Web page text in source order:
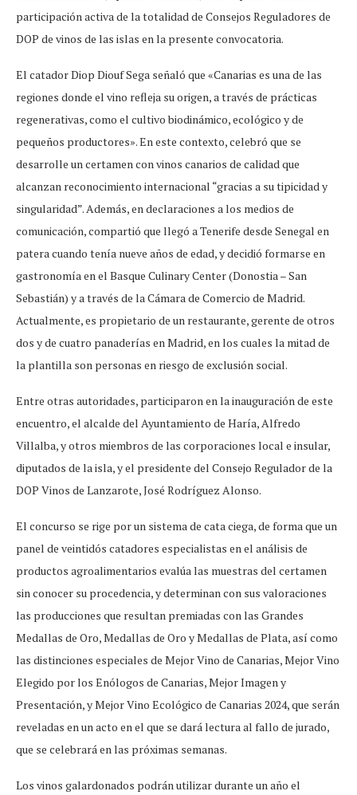
participación activa de la totalidad de Consejos Reguladores de
DOP de vinos de las islas en la presente convocatoria.
El catador Diop Diouf Sega señaló que «Canarias es una de las
regiones donde el vino refleja su origen, a través de prácticas
regenerativas, como el cultivo biodinámico, ecológico y de
pequeños productores». En este contexto, celebró que se
desarrolle un certamen con vinos canarios de calidad que
alcanzan reconocimiento internacional “gracias a su tipicidad y
singularidad”. Además, en declaraciones a los medios de
comunicación, compartió que llegó a Tenerife desde Senegal en
patera cuando tenía nueve años de edad, y decidió formarse en
gastronomía en el Basque Culinary Center (Donostia – San
Sebastián) y a través de la Cámara de Comercio de Madrid.
Actualmente, es propietario de un restaurante, gerente de otros
dos y de cuatro panaderías en Madrid, en los cuales la mitad de
la plantilla son personas en riesgo de exclusión social.
Entre otras autoridades, participaron en la inauguración de este
encuentro, el alcalde del Ayuntamiento de Haría, Alfredo
Villalba, y otros miembros de las corporaciones local e insular,
diputados de la isla, y el presidente del Consejo Regulador de la
DOP Vinos de Lanzarote, José Rodríguez Alonso.
El concurso se rige por un sistema de cata ciega, de forma que un
panel de veintidós catadores especialistas en el análisis de
productos agroalimentarios evalúa las muestras del certamen
sin conocer su procedencia, y determinan con sus valoraciones
las producciones que resultan premiadas con las Grandes
Medallas de Oro, Medallas de Oro y Medallas de Plata, así como
las distinciones especiales de Mejor Vino de Canarias, Mejor Vino
Elegido por los Enólogos de Canarias, Mejor Imagen y
Presentación, y Mejor Vino Ecológico de Canarias 2024, que serán
reveladas en un acto en el que se dará lectura al fallo de jurado,
que se celebrará en las próximas semanas.
Los vinos galardonados podrán utilizar durante un año el